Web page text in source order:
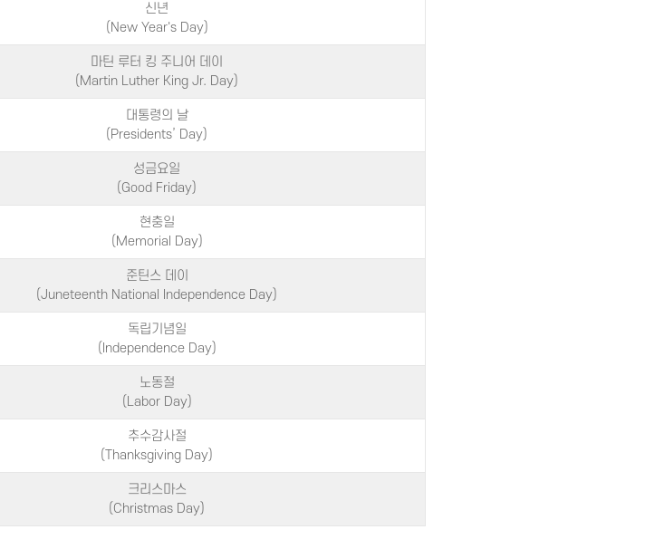
신년
(New Year's Day)
마틴 루터 킹 주니어 데이
(Martin Luther King Jr. Day)
대통령의 날
(Presidents’ Day)
성금요일
(Good Friday)
현충일
(Memorial Day)
준틴스 데이
(Juneteenth National Independence Day)
독립기념일
(Independence Day)
노동절
(Labor Day)
추수감사절
(Thanksgiving Day)
크리스마스
(Christmas Day)